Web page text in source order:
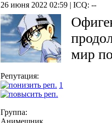
26 июня 2022 02:59 | ICQ: --
Репутация:
1
Группа:
мир